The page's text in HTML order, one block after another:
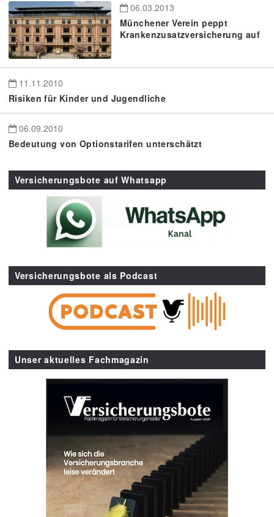
06.03.2013
Münchener Verein peppt
Krankenzusatzversicherung auf
11.11.2010
Risiken für Kinder und Jugendliche
06.09.2010
Bedeutung von Optionstarifen unterschätzt
Versicherungsbote auf Whatsapp
Versicherungsbote als Podcast
Unser aktuelles Fachmagazin